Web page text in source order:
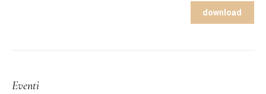
download
Eventi